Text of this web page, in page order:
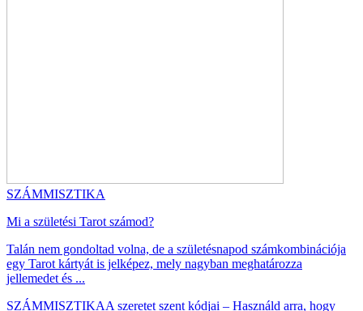
SZÁMMISZTIKA
Mi a születési Tarot számod?
Talán nem gondoltad volna, de a születésnapod számkombinációja
egy Tarot kártyát is jelképez, mely nagyban meghatározza
jellemedet és ...
SZÁMMISZTIKAA szeretet szent kódjai – Használd arra, hogy